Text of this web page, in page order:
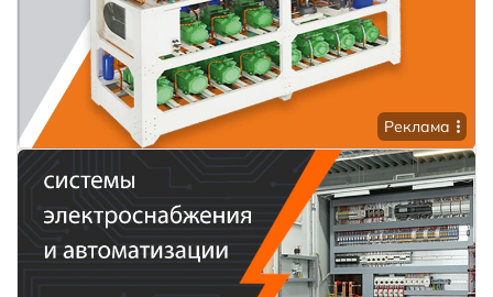
Реклама